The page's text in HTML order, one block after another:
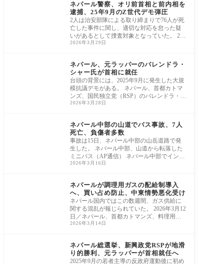
ネパール警察、オリ前首相と前内相を
逮捕、25年9月のZ世代デモ弾圧
2人は治安部隊による取り締まりで76人が死
亡した事件に関し、適切な対応を怠った疑
いがあるとして捜査対象となっていた。 202
4年7月
2026年3月29日
ネパール、元ラッパーのバレンドラ・
シャー氏が首相に就任
台頭の背景には、2025年9月に発生した大規
模抗議デモがある。 ネパール、首都カトマ
ンズ、国民独立党（RSP）のバレンドラ・シ
ャー党
2026年3月28日
ネパール中部の山道でバス事故、7人
死亡、負傷者多数
事故は15日、ネパール中部の山岳道路で発
生した。 ネパール中部、山道から転落した
ミニバス（AP通信） ネパール中部でインド
人巡礼
2026年3月16日
ネパールが調理用ガスの配給制導入
へ、買い占め防止、中東情勢悪化受け
ネパール国内ではこの数週間、ガス供給に
関する混乱が報じられていた。 2026年3月12
日／ネパール、首都カトマンズ、料理用ガ
ス（液
2026年3月14日
ネパール総選挙、新興政党RSPが地滑
り的勝利、元ラッパーが首相就任へ
2025年9月の若者主導の反政府運動後に初め